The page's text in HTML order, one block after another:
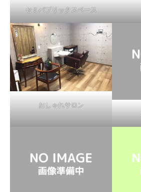
セミパブリックスペース
おしゃれサロン